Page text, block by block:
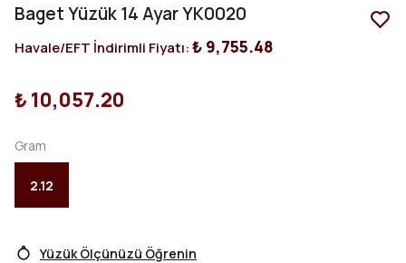
Baget Yüzük 14 Ayar YK0020
Havale/EFT İndirimli Fiyatı:₺ 9,755.48
₺ 10,057.20
Gram
2.12
Yüzük Ölçünüzü Öğrenin